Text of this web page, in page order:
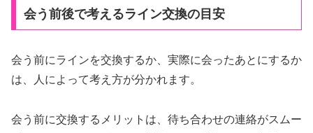
会う前後で考えるライン交換の目安
会う前にラインを交換するか、実際に会ったあとにするか
は、人によって考え方が分かれます。
会う前に交換するメリットは、待ち合わせの連絡がスムー